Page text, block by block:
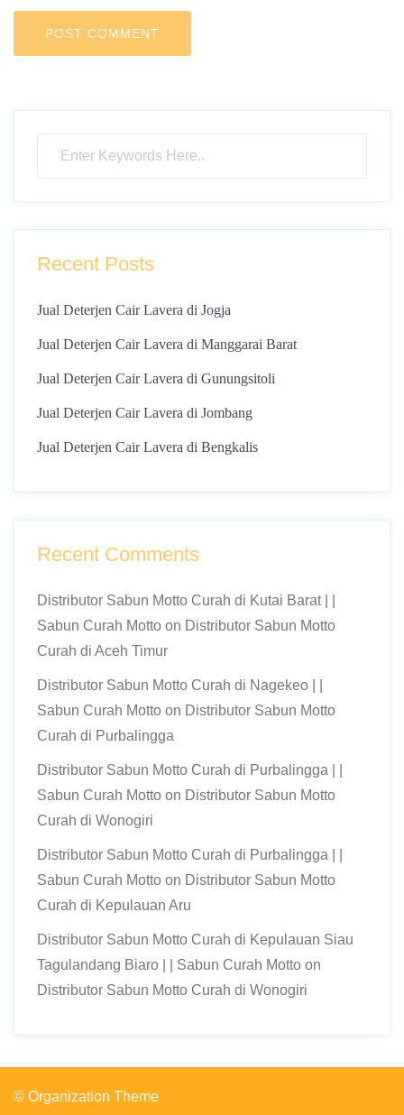
Recent Posts
Jual Deterjen Cair Lavera di Jogja
Jual Deterjen Cair Lavera di Manggarai Barat
Jual Deterjen Cair Lavera di Gunungsitoli
Jual Deterjen Cair Lavera di Jombang
Jual Deterjen Cair Lavera di Bengkalis
Recent Comments
Distributor Sabun Motto Curah di Kutai Barat | |
Sabun Curah Motto on Distributor Sabun Motto
Curah di Aceh Timur
Distributor Sabun Motto Curah di Nagekeo | |
Sabun Curah Motto on Distributor Sabun Motto
Curah di Purbalingga
Distributor Sabun Motto Curah di Purbalingga | |
Sabun Curah Motto on Distributor Sabun Motto
Curah di Wonogiri
Distributor Sabun Motto Curah di Purbalingga | |
Sabun Curah Motto on Distributor Sabun Motto
Curah di Kepulauan Aru
Distributor Sabun Motto Curah di Kepulauan Siau
Tagulandang Biaro | | Sabun Curah Motto on
Distributor Sabun Motto Curah di Wonogiri
© Organization Theme